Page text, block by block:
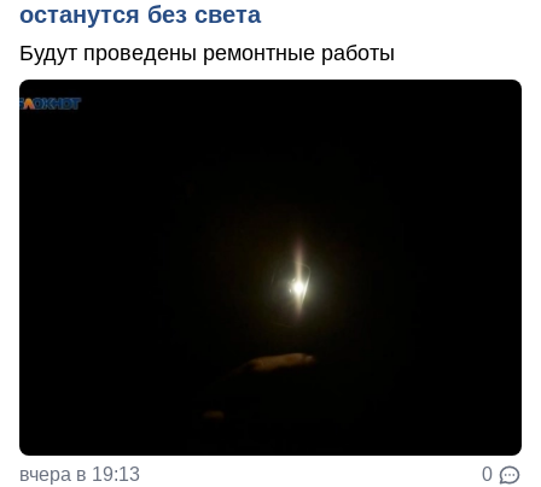
останутся без света
Будут проведены ремонтные работы
вчера в 19:13 0